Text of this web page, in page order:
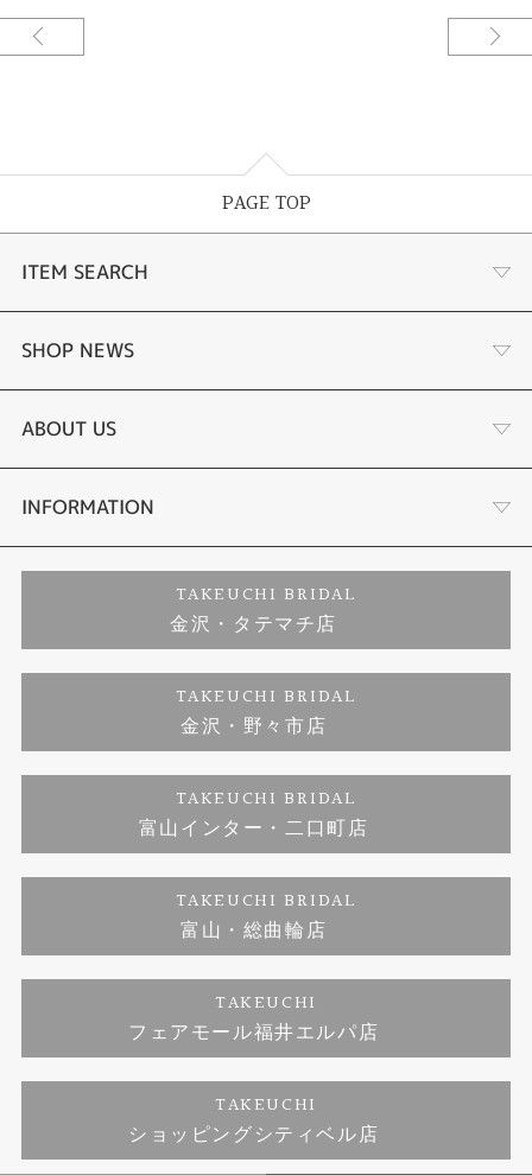
PAGE TOP
ITEM SEARCH
婚約指輪
結婚指輪
セットリング
婚約ネックレス
ダイヤモンド
ジュエリーリフォーム
SHOP NEWS
選ばれる理由まとめ
お客様の声
プロポーズサポート
ブランドリスト
福井指輪工房｜手作りペアリング
福井指輪工房｜手作り結婚指輪 and 婚約指輪
福井工房｜手作り婚約指輪プロポーズプラン
ABOUT US
会社概要
お客様の声
INFORMATION
プライバシーポリシー
TAKEUCHI BRIDAL
金沢・タテマチ店
TAKEUCHI BRIDAL
金沢・野々市店
TAKEUCHI BRIDAL
富山インター・二口町店
TAKEUCHI BRIDAL
富山・総曲輪店
TAKEUCHI
フェアモール福井エルパ店
TAKEUCHI
ショッピングシティベル店